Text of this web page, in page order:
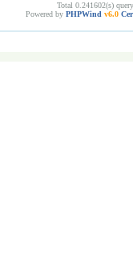
Total 0.241602(s)
Powered by PHPWind v6.0